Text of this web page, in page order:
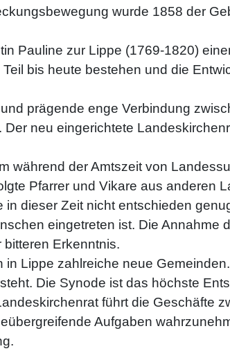
wurde 1858 der
Pauline zur Lippe (1769-1820)
bis heute bestehen und die
prägende enge Verbindung
Der neu eingerichtete
während der Amtszeit von
Pfarrer und Vikare aus anderen
dieser Zeit nicht entschieden
eingetreten ist. Die Annahme
Erkenntnis.
Lippe zahlreiche neue
Die Synode ist das höchste
führt die Geschäfte
Aufgaben